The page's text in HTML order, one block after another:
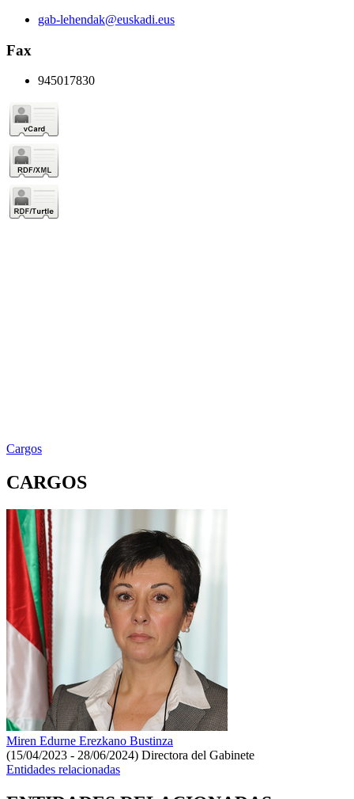
gab-lehendak@euskadi.eus
Fax
945017830
Cargos
CARGOS
Miren Edurne Erezkano Bustinza
(15/04/2023 - 28/06/2024) Directora del Gabinete
Entidades relacionadas